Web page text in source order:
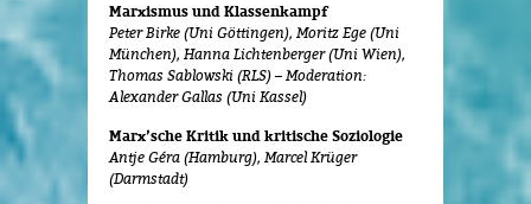
Marxismus und Klassenkampf
Peter Birke (Uni Göttingen), Moritz Ege (Uni
München), Hanna Lichtenberger (Uni Wien),
Thomas Sablowski (RLS) – Moderation:
Alexander Gallas (Uni Kassel)
Marx’sche Kritik und kritische Soziologie
Antje Géra (Hamburg), Marcel Krüger
(Darmstadt)